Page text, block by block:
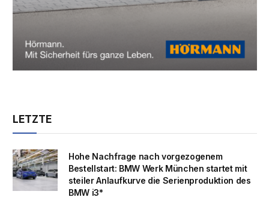
LETZTE
Hohe Nachfrage nach vorgezogenem
Bestellstart: BMW Werk München startet mit
steiler Anlaufkurve die Serienproduktion des
BMW i3*